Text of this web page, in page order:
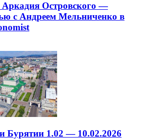
Аркадия Островского —
с Андреем Мельниченко в
Бурятии 1.02 — 10.02.2026